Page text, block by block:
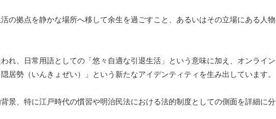
の拠点を静かな場所へ移して余生を過ごすこと、あるいはその立場にある人物
れ、日常用語としての「悠々自適な引退生活」という意味に加え、オンライン
居勢（いんきょぜい）」という新たなアイデンティティを生み出しています。
景、特に江戸時代の慣習や明治民法における法的制度としての側面を詳細に分